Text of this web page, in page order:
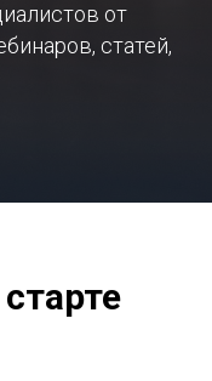
от
статей,